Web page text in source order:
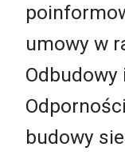
umowy w
Odbudowy
budowy